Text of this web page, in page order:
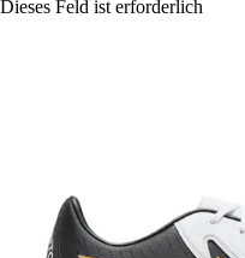
Dieses Feld ist erforderlich